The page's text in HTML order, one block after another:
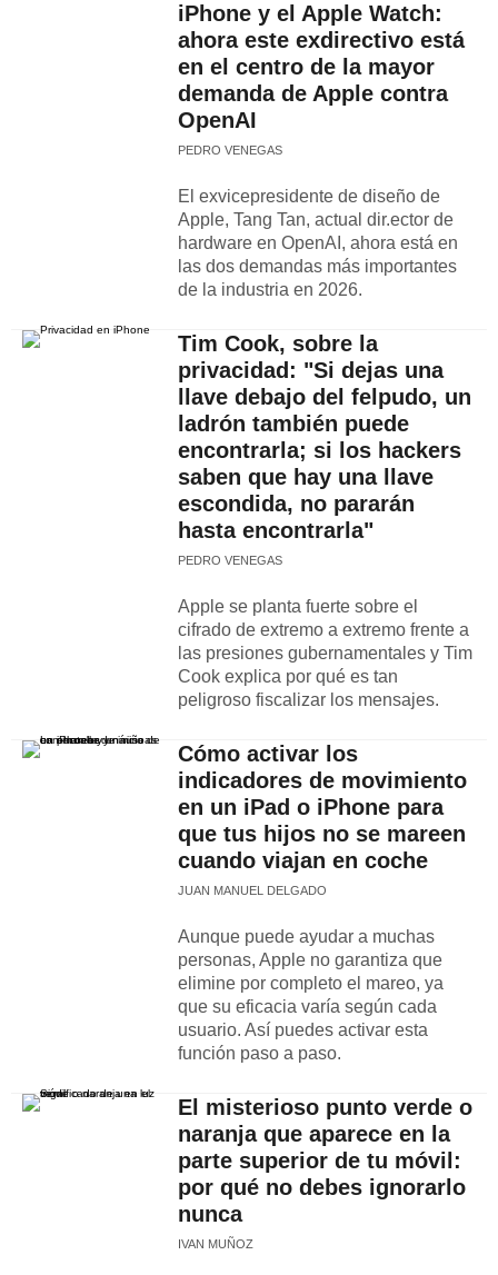
iPhone y el Apple Watch:
ahora este exdirectivo está
en el centro de la mayor
demanda de Apple contra
OpenAI
PEDRO VENEGAS
El exvicepresidente de diseño de
Apple, Tang Tan, actual dir.ector de
hardware en OpenAI, ahora está en
las dos demandas más importantes
de la industria en 2026.
Tim Cook, sobre la
privacidad: "Si dejas una
llave debajo del felpudo, un
ladrón también puede
encontrarla; si los hackers
saben que hay una llave
escondida, no pararán
hasta encontrarla"
PEDRO VENEGAS
Apple se planta fuerte sobre el
cifrado de extremo a extremo frente a
las presiones gubernamentales y Tim
Cook explica por qué es tan
peligroso fiscalizar los mensajes.
Cómo activar los
indicadores de movimiento
en un iPad o iPhone para
que tus hijos no se mareen
cuando viajan en coche
JUAN MANUEL DELGADO
Aunque puede ayudar a muchas
personas, Apple no garantiza que
elimine por completo el mareo, ya
que su eficacia varía según cada
usuario. Así puedes activar esta
función paso a paso.
El misterioso punto verde o
naranja que aparece en la
parte superior de tu móvil:
por qué no debes ignorarlo
nunca
IVAN MUÑOZ